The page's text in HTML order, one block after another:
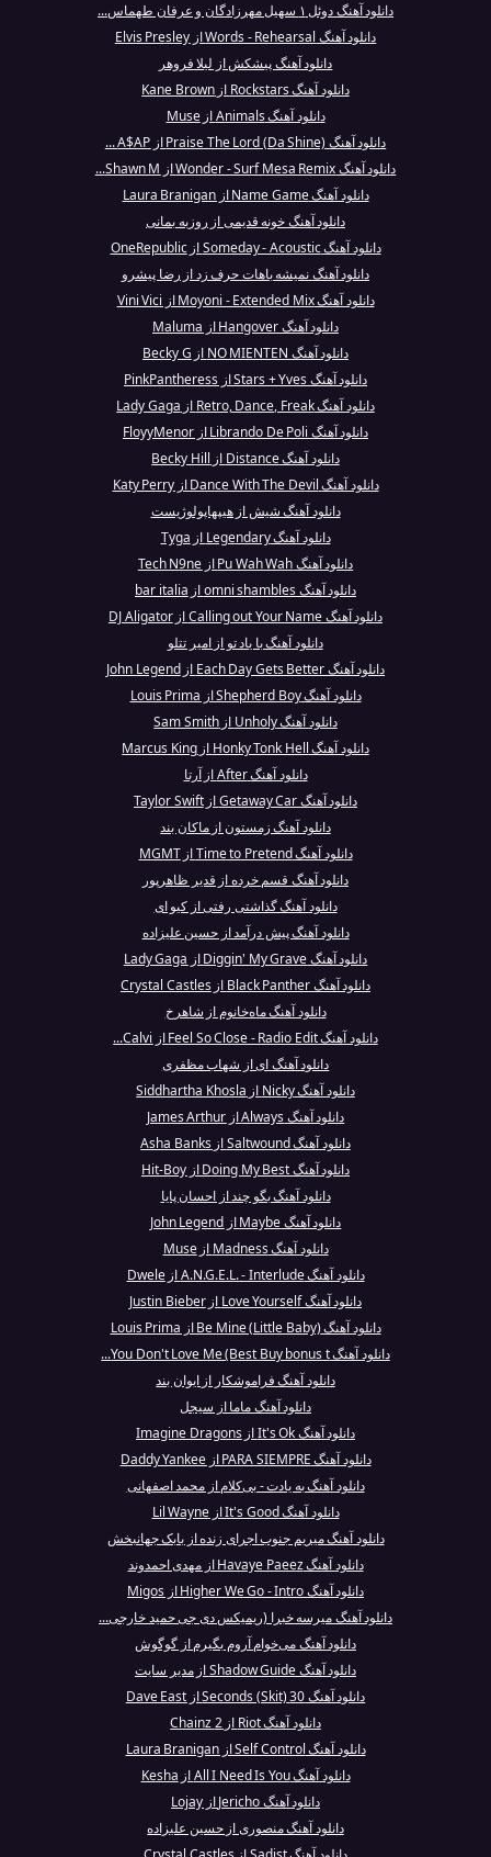
دانلود آهنگ دوئل ۱ سهیل مهرزادگان و عرفان طهماس...
دانلود آهنگ Words - Rehearsal از Elvis Presley
دانلود آهنگ پیشکش از لیلا فروهر
دانلود آهنگ Rockstars از Kane Brown
دانلود آهنگ Animals از Muse
دانلود آهنگ Praise The Lord (Da Shine) از A$AP ...
دانلود آهنگ Wonder - Surf Mesa Remix از Shawn M...
دانلود آهنگ Name Game از Laura Branigan
دانلود آهنگ خونه قدیمی از روزبه بمانی
دانلود آهنگ Someday - Acoustic از OneRepublic
دانلود آهنگ نمیشه باهات حرف زد از رضا پیشرو
دانلود آهنگ Moyoni - Extended Mix از Vini Vici
دانلود آهنگ Hangover از Maluma
دانلود آهنگ NO MIENTEN از Becky G
دانلود آهنگ Stars + Yves از PinkPantheress
دانلود آهنگ Retro, Dance, Freak از Lady Gaga
دانلود آهنگ Librando De Poli از FloyyMenor
دانلود آهنگ Distance از Becky Hill
دانلود آهنگ Dance With The Devil از Katy Perry
دانلود آهنگ شیش از هیپهاپولوژیست
دانلود آهنگ Legendary از Tyga
دانلود آهنگ Pu Wah Wah از Tech N9ne
دانلود آهنگ omni shambles از bar italia
دانلود آهنگ Calling out Your Name از DJ Aligator
دانلود آهنگ با یاد تو از امیر تتلو
دانلود آهنگ Each Day Gets Better از John Legend
دانلود آهنگ Shepherd Boy از Louis Prima
دانلود آهنگ Unholy از Sam Smith
دانلود آهنگ Honky Tonk Hell از Marcus King
دانلود آهنگ After از آرتا
دانلود آهنگ Getaway Car از Taylor Swift
دانلود آهنگ زمستون از ماکان بند
دانلود آهنگ Time to Pretend از MGMT
دانلود آهنگ قسم خرده از قدیر ظاھرپور
دانلود آهنگ گذاشتی رفتی از کیو ای
دانلود آهنگ پیش‌ درآمد از حسین علیزاده
دانلود آهنگ Diggin' My Grave از Lady Gaga
دانلود آهنگ Black Panther از Crystal Castles
دانلود آهنگ ماه‌خانوم از شاهرخ
دانلود آهنگ Feel So Close - Radio Edit از Calvi...
دانلود آهنگ ای از شهاب مظفری
دانلود آهنگ Nicky از Siddhartha Khosla
دانلود آهنگ Always از James Arthur
دانلود آهنگ Saltwound از Asha Banks
دانلود آهنگ Doing My Best از Hit-Boy
دانلود آهنگ بگو چند از احسان پایا
دانلود آهنگ Maybe از John Legend
دانلود آهنگ Madness از Muse
دانلود آهنگ A.N.G.E.L. - Interlude از Dwele
دانلود آهنگ Love Yourself از Justin Bieber
دانلود آهنگ Be Mine (Little Baby) از Louis Prima
دانلود آهنگ You Don't Love Me (Best Buy bonus t...
دانلود آهنگ فراموشکار از ایوان بند
دانلود آهنگ ماما از سیجل
دانلود آهنگ It's Ok از Imagine Dragons
دانلود آهنگ PARA SIEMPRE از Daddy Yankee
دانلود آهنگ به یادت - بی‌کلام از محمد اصفهانی
دانلود آهنگ It's Good از Lil Wayne
دانلود آهنگ میریم جنوب اجرای زنده از بابک جهانبخش
دانلود آهنگ Havaye Paeez از مهدی احمدوند
دانلود آهنگ Higher We Go - Intro از Migos
دانلود آهنگ میرسه خبرا (ریمیکس دی جی حمید خارجی...
دانلود آهنگ می‌خوام آروم بگیرم از گوگوش
دانلود آهنگ Shadow Guide از مدیر سایت
دانلود آهنگ 30 Seconds (Skit) از Dave East
دانلود آهنگ Riot از 2 Chainz
دانلود آهنگ Self Control از Laura Branigan
دانلود آهنگ All I Need Is You از Kesha
دانلود آهنگ Jericho از Lojay
دانلود آهنگ منصوری از حسین علیزاده